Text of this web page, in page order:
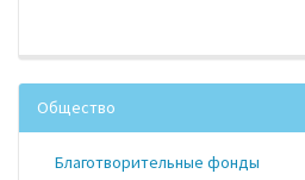
Общество
Благотворительные фонды